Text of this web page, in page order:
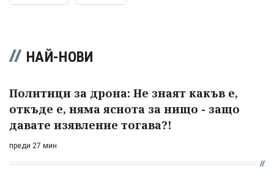
НАЙ-НОВИ
Политици за дрона: Не знаят какъв е,
откъде е, няма яснота за нищо - защо
давате изявление тогава?!
преди 27 мин